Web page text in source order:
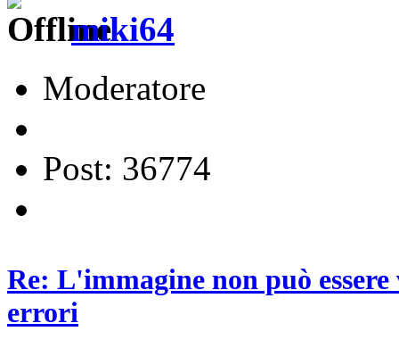
miki64
Moderatore
Post: 36774
Re: L'immagine non può
errori